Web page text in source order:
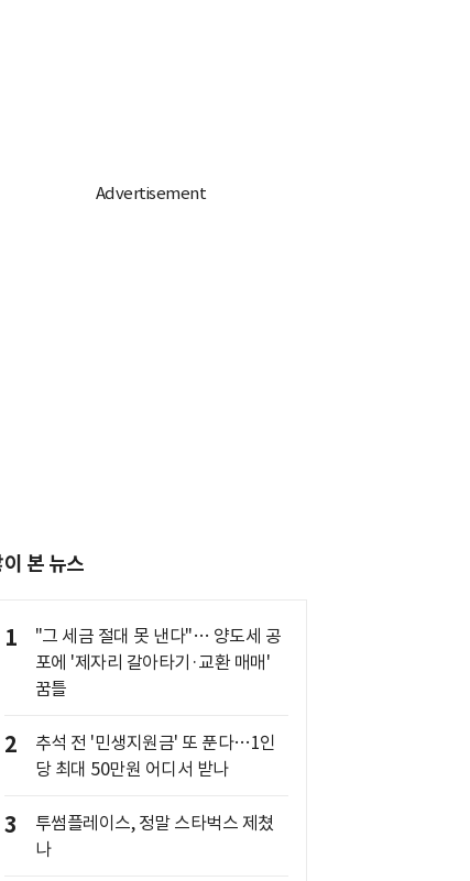
본 뉴스
1
"그 세금 절대 못 낸다"… 양도세 공
포에 '제자리 갈아타기·교환 매매'
꿈틀
2
추석 전 '민생지원금' 또 푼다…1인
당 최대 50만원 어디서 받나
3
투썸플레이스, 정말 스타벅스 제쳤
나